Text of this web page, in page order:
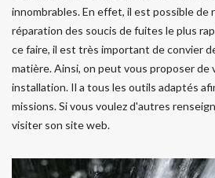
innombrables. En effet, il est possible de
réparation des soucis de fuites le plus
ce faire, il est très important de convier
matière. Ainsi, on peut vous proposer de
installation. Il a tous les outils adaptés
missions. Si vous voulez d'autres
visiter son site web.